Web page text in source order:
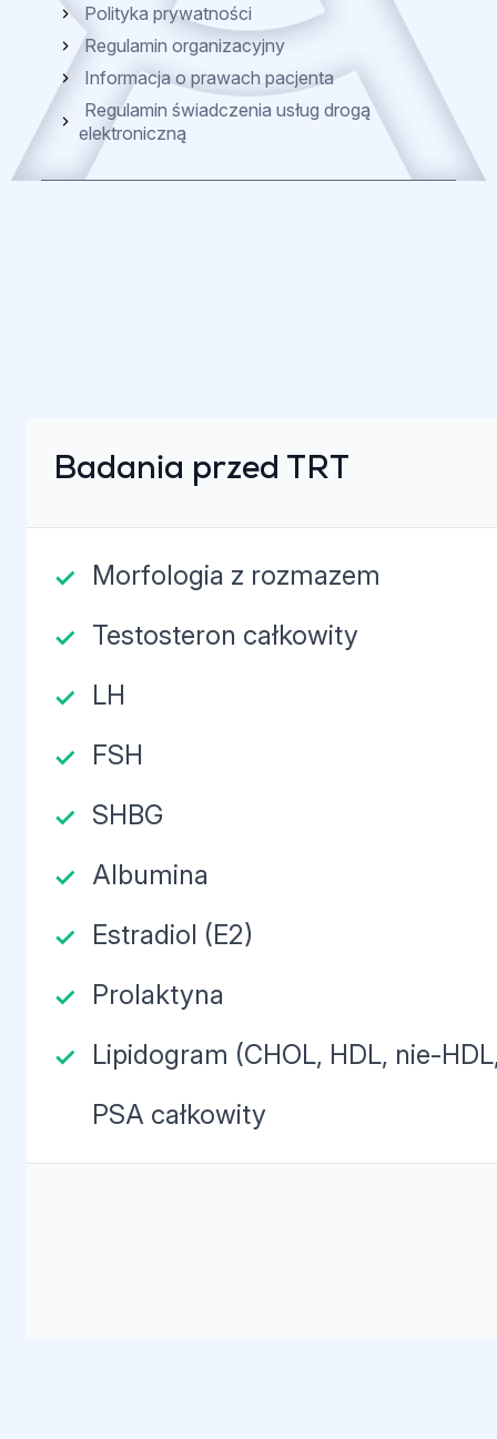
Polityka prywatności
Regulamin organizacyjny
Informacja o prawach pacjenta
Regulamin świadczenia usług drogą
elektroniczną
Badania przed TRT
Morfologia z rozmazem
Testosteron całkowity
LH
FSH
SHBG
Albumina
Estradiol (E2)
Prolaktyna
Lipidogram (CHOL, HDL, nie-
PSA całkowity